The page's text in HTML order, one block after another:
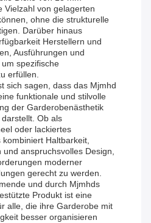
Vielzahl von gelagerten
ohne die strukturelle
Darüber hinaus
Herstellern und
Ausführungen und
spezifische
erfüllen.
sich sagen, dass das Mjmhd
funktionale und stilvolle
der Garderobenästhetik
Ob als
oder lackiertes
Haltbarkeit,
anspruchsvolles Design,
moderner
gerecht zu werden.
und durch Mjmhds
Produkt ist eine
alle, die ihre Garderobe mit
besser organisieren